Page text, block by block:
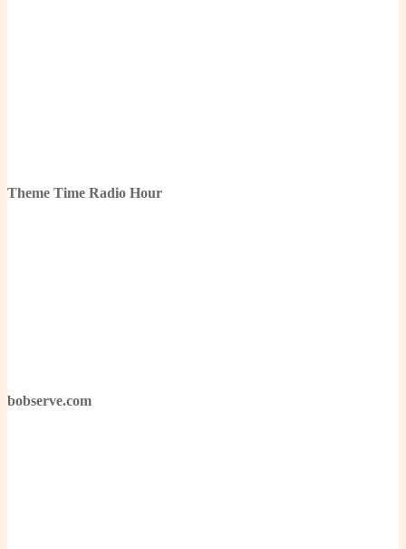
Theme Time Radio Hour
bobserve.com